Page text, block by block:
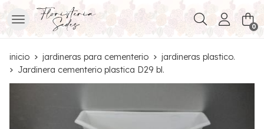
Buscar 0
inicio jardineras para cementerio
jardineras plastico.
Jardinera cementerio plastica D29 bl.